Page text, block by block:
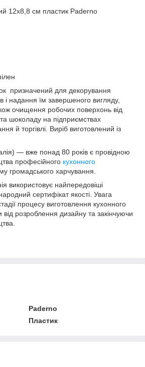
12х8,8 см пластик Paderno
призначений для декорування
і надання їм завершеного вигляду,
очищення робочих поверхонь від
та шоколаду на підприємствах
й торгівлі. Виріб виготовлений із
— вже понад 80 років є провідною
професійного кухонного
громадського харчування.
використовує найпередовіші
сертифікат якості. Увага
процесу виготовлення кухонного
розроблення дизайну та закінчуючи
Paderno
Пластик